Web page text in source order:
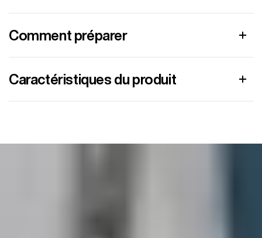
Comment préparer
Caractéristiques du produit